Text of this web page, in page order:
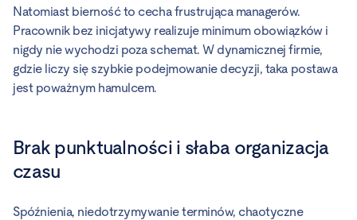
Natomiast bierność to cecha frustrująca managerów.
Pracownik bez inicjatywy realizuje minimum obowiązków i
nigdy nie wychodzi poza schemat. W dynamicznej firmie,
gdzie liczy się szybkie podejmowanie decyzji, taka postawa
jest poważnym hamulcem.
Brak punktualności i słaba organizacja
czasu
Spóźnienia, niedotrzymywanie terminów, chaotyczne